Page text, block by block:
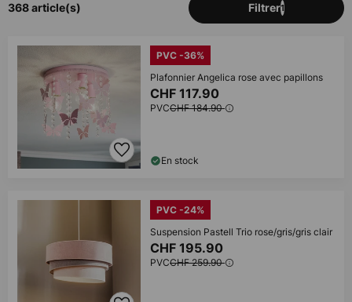
368 article(s) Filtrer1
PVC -36%
Plafonnier Angelica rose avec papillons
CHF 117.90
PVCCHF 184.90
En stock
PVC -24%
Suspension Pastell Trio rose/gris/gris clair
CHF 195.90
PVCCHF 259.90